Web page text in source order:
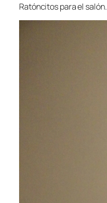
Ratóncitos para el salón.